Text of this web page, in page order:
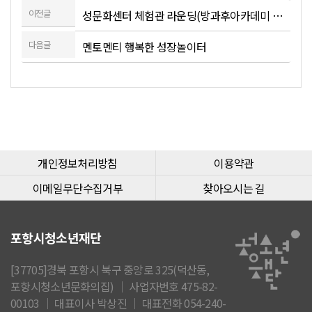
이전글 성문화센터 체험관 라운딩(방과후아카데미 지역협의회 위원)
다음글 멘토멘티 행복한 성장놀이터
개인정보처리방침
이용약관
이메일무단수집거부
찾아오시는 길
포항시청소년재단
[37705]경북 포항시 북구 중앙로 325(덕산동,
포항시청소년문화의집) │ 사업자번호 475-82-
00103 │ 대표이사 박상진 │ 대표전화 054-240-